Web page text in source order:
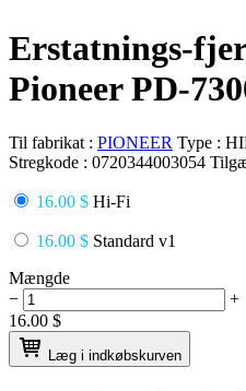
Erstatnings-
Pioneer PD-
Til fabrikat : PIONEER Type :
Stregkode : 0720344003054
16.00 $ Hi-Fi
16.00 $ Standard v1
Mængde
−
+
16.00 $
Læg i indkøbskurven